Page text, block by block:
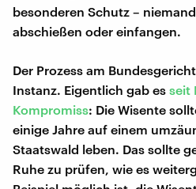
besonderen Schutz –
abschießen oder einfangen.
Der Prozess am
Instanz. Eigentlich gab es seit
Kompromiss: Die Wisente
einige Jahre auf einem
Staatswald leben. Das sollte
Ruhe zu prüfen, wie es